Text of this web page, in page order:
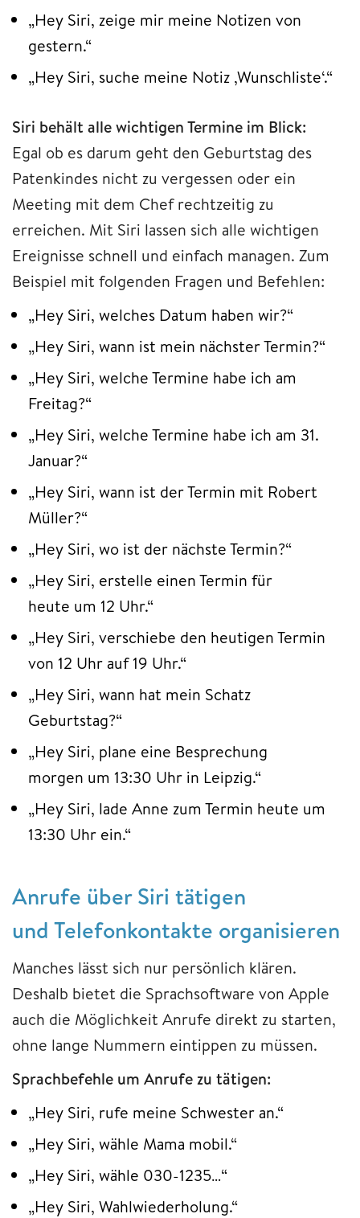
„Hey Siri, zeige mir meine Notizen von
gestern.“
„Hey Siri, suche meine Notiz ‚Wunschliste‘.“
Siri behält alle wichtigen Termine im Blick:
Egal ob es darum geht den Geburtstag des
Patenkindes nicht zu vergessen oder ein
Meeting mit dem Chef rechtzeitig zu
erreichen. Mit Siri lassen sich alle wichtigen
Ereignisse schnell und einfach managen. Zum
Beispiel mit folgenden Fragen und Befehlen:
„Hey Siri, welches Datum haben wir?“
„Hey Siri, wann ist mein nächster Termin?“
„Hey Siri, welche Termine habe ich am
Freitag?“
„Hey Siri, welche Termine habe ich am 31.
Januar?“
„Hey Siri, wann ist der Termin mit Robert
Müller?“
„Hey Siri, wo ist der nächste Termin?“
„Hey Siri, erstelle einen Termin für
heute um 12 Uhr.“
„Hey Siri, verschiebe den heutigen Termin
von 12 Uhr auf 19 Uhr.“
„Hey Siri, wann hat mein Schatz
Geburtstag?“
„Hey Siri, plane eine Besprechung
morgen um 13:30 Uhr in Leipzig.“
„Hey Siri, lade Anne zum Termin heute um
13:30 Uhr ein.“
Anrufe über Siri tätigen
und Telefonkontakte organisieren
Manches lässt sich nur persönlich klären.
Deshalb bietet die Sprachsoftware von Apple
auch die Möglichkeit Anrufe direkt zu starten,
ohne lange Nummern eintippen zu müssen.
Sprachbefehle um Anrufe zu tätigen:
„Hey Siri, rufe meine Schwester an.“
„Hey Siri, wähle Mama mobil.“
„Hey Siri, wähle 030-1235…“
„Hey Siri, Wahlwiederholung.“